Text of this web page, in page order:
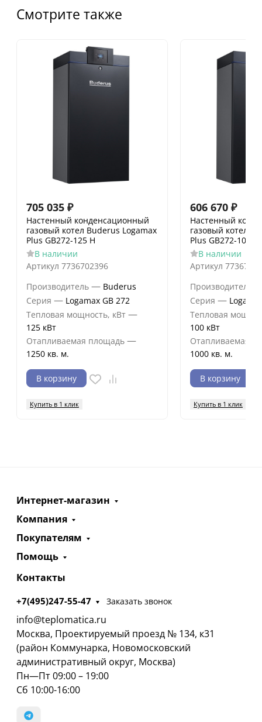
Смотрите также
705 035 ₽
Настенный конденсационный
газовый котел Buderus Logamax
Plus GB272-125 H
В наличии
Артикул 7736702396
Производитель — Buderus
Серия — Logamax GB 272
Тепловая мощность, кВт —
125 кВт
Отапливаемая площадь —
1250 кв. м.
В корзину
Купить в 1 клик
606 670 ₽
Настенный
газовый котел
Plus GB272-100 H
В наличии
Артикул
Производитель
Серия —
Тепловая
100 кВт
Отапливаемая
1000 кв. м.
В корзину
Купить в 1 клик
Интернет-магазин
Компания
Покупателям
Помощь
Контакты
+7(495)247-55-47 Заказать звонок
info@teplomatica.ru
Москва, Проектируемый проезд № 134, к31
(район Коммунарка, Новомосковский
административный округ, Москва)
Пн—Пт 09:00 – 19:00
Сб 10:00-16:00